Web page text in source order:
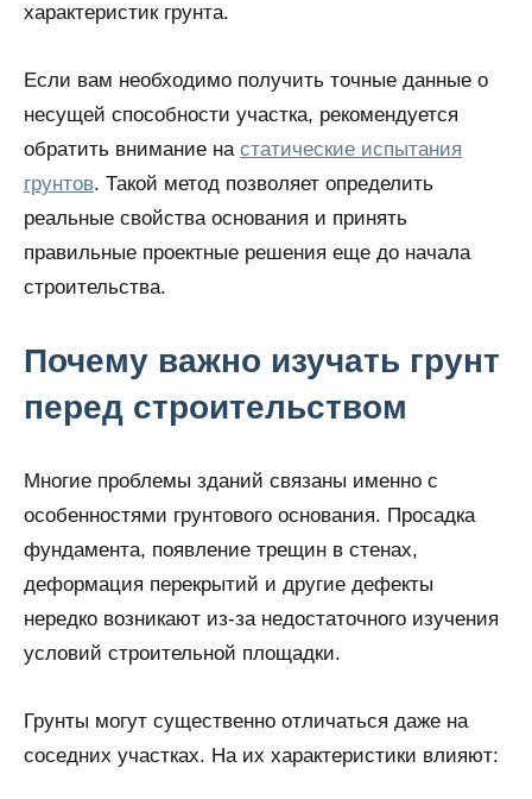
характеристик грунта.
Если вам необходимо получить точные данные о
несущей способности участка, рекомендуется
обратить внимание на статические испытания
грунтов. Такой метод позволяет определить
реальные свойства основания и принять
правильные проектные решения еще до начала
строительства.
Почему важно изучать грунт
перед строительством
Многие проблемы зданий связаны именно с
особенностями грунтового основания. Просадка
фундамента, появление трещин в стенах,
деформация перекрытий и другие дефекты
нередко возникают из-за недостаточного изучения
условий строительной площадки.
Грунты могут существенно отличаться даже на
соседних участках. На их характеристики влияют: